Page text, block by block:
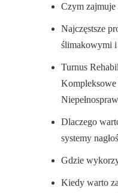
Czym zajmuje
Najczęstsze
ślimakowymi
Turnus
Kompleksowe
Dlaczego
systemy
Gdzie
Kiedy warto